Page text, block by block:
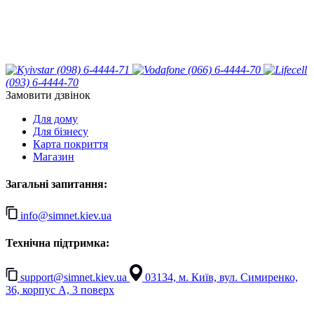
(098) 6-4444-71
(066) 6-4444-70
(093) 6-4444-70
Замовити дзвінок
Для дому
Для бізнесу
Карта покриття
Магазин
Загальні запитання:
info@simnet.kiev.ua
Технічна підтримка:
support@simnet.kiev.ua
03134, м. Київ, вул. Симиренко,
36, корпус А, 3 поверх